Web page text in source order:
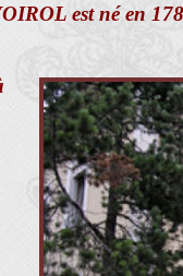
est né en